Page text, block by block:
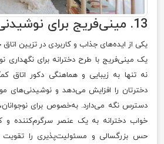
13. مینی‌فریج برای نوشیدنی‌ها
یکی از ایده‌های جذاب و کاربردی در تزیین
یک مینی‌فریج با طرح دخترانه برای
نه تنها به زیبایی و هماهنگی دکور اتاق
دخترتان را افزایش می‌دهد و نوشیدنی‌های
دسترس نگه می‌دارد. به‌خصوص برای
خواب دخترانه به یک عنصر سرگرم‌کننده و
حس بزرگسالی و مسئولیت‌پذیری را